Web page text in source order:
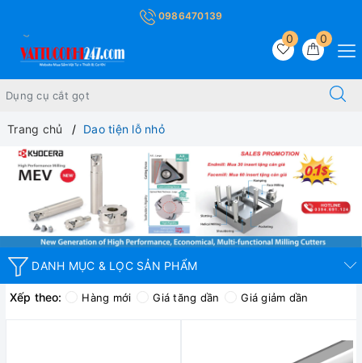
0986470139
0
0
Trang chủ Dao tiện lỗ nhỏ
DANH MỤC & LỌC SẢN PHẨM
Xếp theo: Hàng mới Giá tăng dần Giá giảm dần